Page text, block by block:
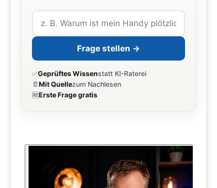
Frage stellen →
✅Geprüftes Wissenstatt KI-Raterei
📄Mit Quellezum Nachlesen
🆓Erste Frage gratis